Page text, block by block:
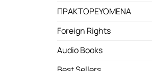
ΠΡΑΚΤΟΡΕΥΟΜΕΝΑ
Foreign Rights
Audio Books